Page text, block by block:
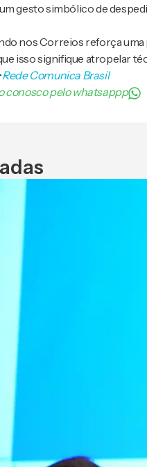
gesto simbólico de
nos Correios reforça
isso signifique atropelar
Rede Comunica Brasil
conosco pelo whatsappp